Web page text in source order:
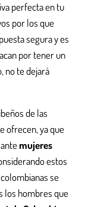
perfecta en tu
por los que
segura y es
por tener un
no te dejará
de las
ofrecen, ya que
mujeres
estos
se
los hombres que